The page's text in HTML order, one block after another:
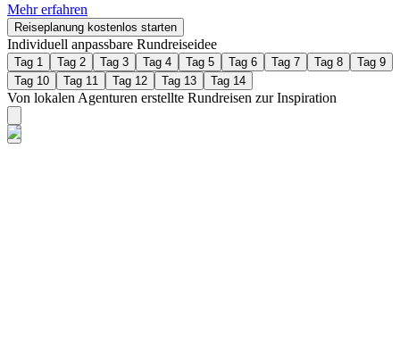
Mehr erfahren
Reiseplanung kostenlos starten
Individuell anpassbare Rundreiseidee
Tag 1 Tag 2 Tag 3 Tag 4 Tag 5 Tag 6 Tag 7 Tag 8
Tag 9
Tag 10
Tag 11 Tag 12 Tag 13 Tag 14
Von lokalen Agenturen erstellte Rundreisen zur Inspiration